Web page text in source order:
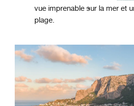
vue imprenable sur la mer et
plage.